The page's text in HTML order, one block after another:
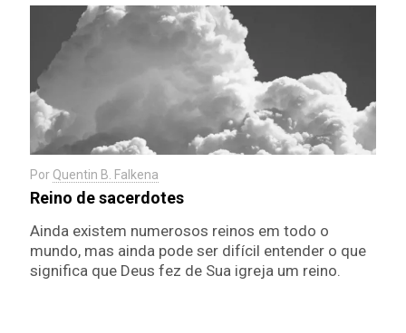
Por Quentin B. Falkena
Reino de sacerdotes
Ainda existem numerosos reinos em todo o
mundo, mas ainda pode ser difícil entender o que
significa que Deus fez de Sua igreja um reino.